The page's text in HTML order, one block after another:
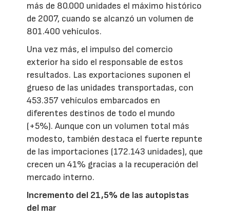
más de 80.000 unidades el máximo histórico
de 2007, cuando se alcanzó un volumen de
801.400 vehículos.
Una vez más, el impulso del comercio
exterior ha sido el responsable de estos
resultados. Las exportaciones suponen el
grueso de las unidades transportadas, con
453.357 vehículos embarcados en
diferentes destinos de todo el mundo
(+5%). Aunque con un volumen total más
modesto, también destaca el fuerte repunte
de las importaciones (172.143 unidades), que
crecen un 41% gracias a la recuperación del
mercado interno.
Incremento del 21,5% de las autopistas
del mar